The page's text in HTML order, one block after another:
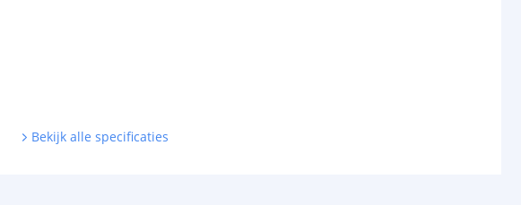
Bekijk alle specificaties